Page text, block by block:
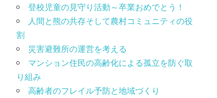
登校児童の見守り活動～卒業おめでとう！
人間と熊の共存そして農村コミュニティの役
割
災害避難所の運営を考える
マンション住民の高齢化による孤立を防ぐ取
り組み
高齢者のフレイル予防と地域づくり